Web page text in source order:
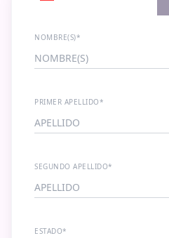
NOMBRE(S)*
PRIMER APELLIDO*
SEGUNDO APELLIDO*
ESTADO*